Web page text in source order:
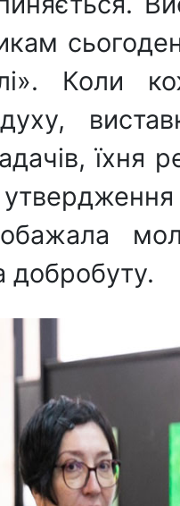
Коли
духу,
їхня
добробуту.